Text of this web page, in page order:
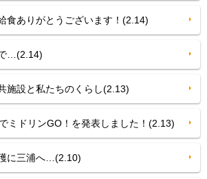
食ありがとうございます！(2.14)
…(2.14)
設と私たちのくらし(2.13)
ドリンGO！を発表しました！(2.13)
に三浦へ…(2.10)